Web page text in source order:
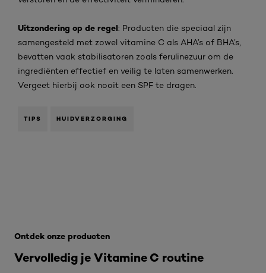
Uitzondering op de regel: Producten die speciaal zijn
samengesteld met zowel vitamine C als AHA’s of BHA’s,
bevatten vaak stabilisatoren zoals ferulinezuur om de
ingrediënten effectief en veilig te laten samenwerken.
Vergeet hierbij ook nooit een SPF te dragen.
TIPS HUIDVERZORGING
Vervolledig je Vitamine C routine
Ontdek onze producten